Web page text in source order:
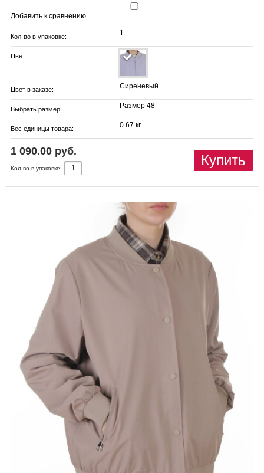
Добавить к сравнению
Кол-во в упаковке: 1
Цвет
Цвет в заказе: Сиреневый
Выбрать размер: Размер 48
Вес единицы товара: 0.67 кг.
1 090.00 руб.
Купить
Кол-во в упаковке: